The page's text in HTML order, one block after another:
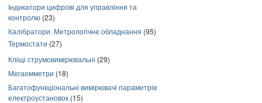
Індикатори цифрові для управління та
контролю (23)
Калібратори. Метрологічне обладнання (95)
Термостати (27)
Кліщі струмовимірювальні (29)
Мегаомметри (18)
Багатофункціональні вимірювачі параметрів
електроустановок (15)